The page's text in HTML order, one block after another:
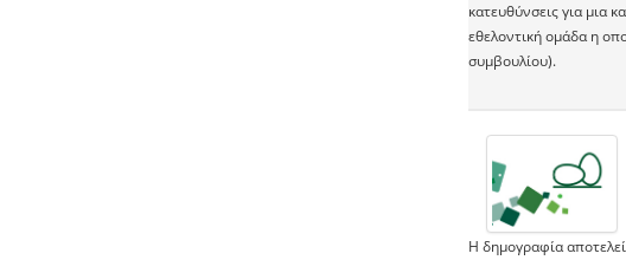
κατευθύνσεις για μια
εθελοντική ομάδα η
συμβουλίου).
Η δημογραφία